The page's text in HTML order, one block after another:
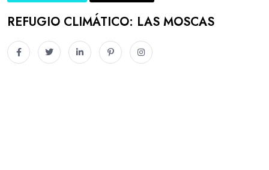
REFUGIO CLIMÁTICO: LAS MOSCAS